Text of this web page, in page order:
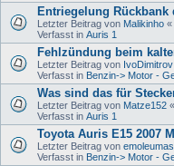
Entriegelung Rückbank
Letzter Beitrag von Malikinho «
Verfasst in Auris 1
Fehlzündung beim
Letzter Beitrag von IvoDimitrov
Verfasst in Benzin-> Motor -
Was sind das für
Letzter Beitrag von Matze152 «
Verfasst in Auris 1
Toyota Auris E15 2007
Letzter Beitrag von
Verfasst in Benzin-> Motor -